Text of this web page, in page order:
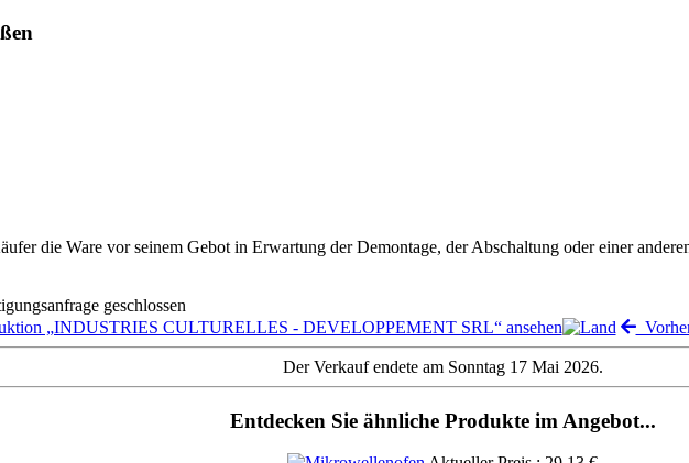
die Ware vor seinem Gebot in Erwartung der Demontage, der Abschaltung oder einer
geschlossen
„INDUSTRIES CULTURELLES - DEVELOPPEMENT SRL“ ansehen
Der Verkauf endete am Sonntag 17 Mai 2026.
Entdecken Sie ähnliche Produkte im Angebot...